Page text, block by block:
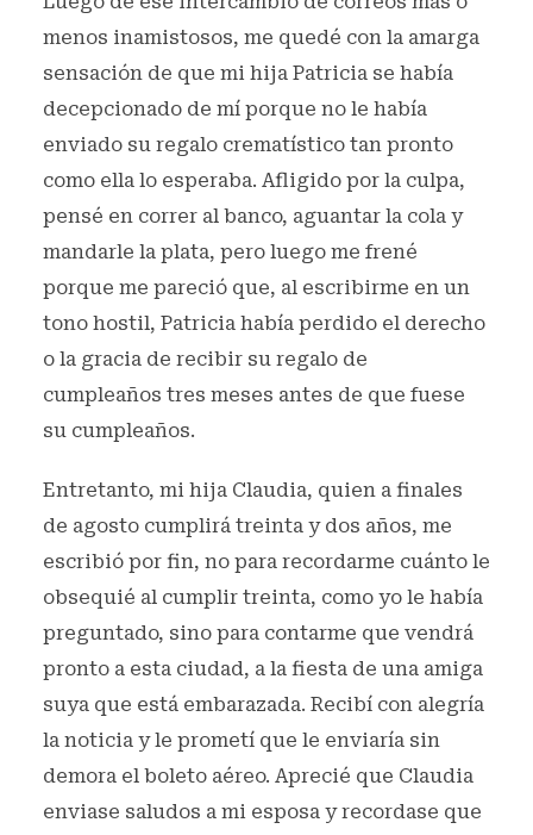
menos inamistosos, me quedé con la amarga
sensación de que mi hija Patricia se había
decepcionado de mí porque no le había
enviado su regalo crematístico tan pronto
como ella lo esperaba. Afligido por la culpa,
pensé en correr al banco, aguantar la cola y
mandarle la plata, pero luego me frené
porque me pareció que, al escribirme en un
tono hostil, Patricia había perdido el derecho
o la gracia de recibir su regalo de
cumpleaños tres meses antes de que fuese
su cumpleaños.
Entretanto, mi hija Claudia, quien a finales
de agosto cumplirá treinta y dos años, me
escribió por fin, no para recordarme cuánto le
obsequié al cumplir treinta, como yo le había
preguntado, sino para contarme que vendrá
pronto a esta ciudad, a la fiesta de una amiga
suya que está embarazada. Recibí con alegría
la noticia y le prometí que le enviaría sin
demora el boleto aéreo. Aprecié que Claudia
enviase saludos a mi esposa y recordase que